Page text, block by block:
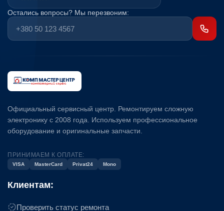
Остались вопросы? Мы перезвоним:
Официальный сервисный центр. Ремонтируем сложную
электронику с 2008 года. Используем профессиональное
оборудование и оригинальные запчасти.
ПРИНИМАЕМ К ОПЛАТЕ:
VISA MasterCard Privat24 Mono
Клиентам:
Проверить статус ремонта